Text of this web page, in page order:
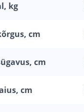
kg
cm
cm
cm